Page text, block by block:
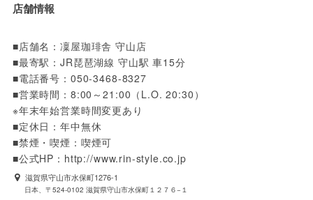
店舗情報
■店舗名：凜屋珈琲舎 守山店
■最寄駅：JR琵琶湖線 守山駅 車15分
■電話番号：050-3468-8327
■営業時間：8:00～21:00（L.O. 20:30）
※年末年始営業時間変更あり
■定休日：年中無休
■禁煙・喫煙：喫煙可
■公式HP：http://www.rin-style.co.jp
滋賀県守山市水保町1276-1
日本、〒524-0102 滋賀県守山市水保町１２７６−１